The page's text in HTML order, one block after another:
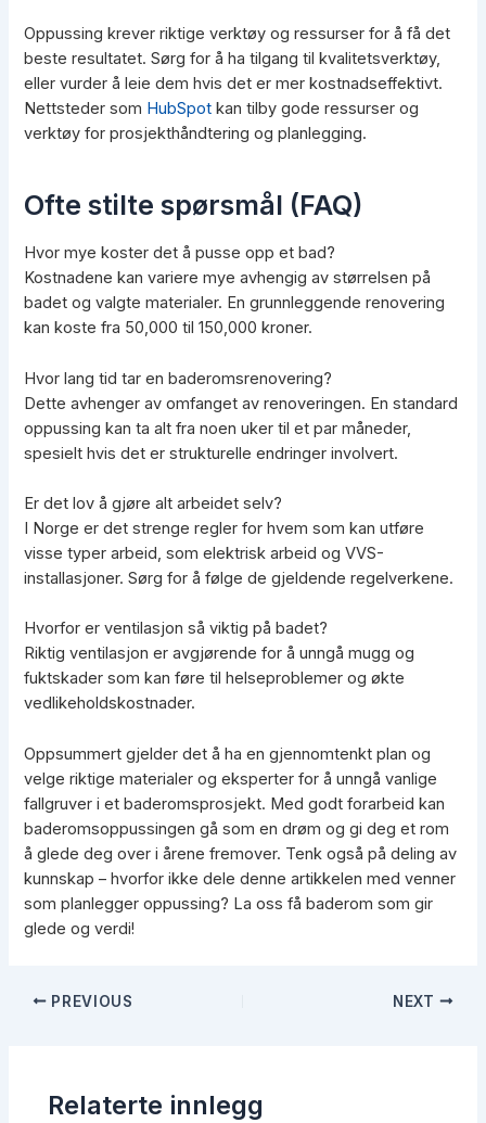
Oppussing krever riktige verktøy og ressurser for å få det
beste resultatet. Sørg for å ha tilgang til kvalitetsverktøy,
eller vurder å leie dem hvis det er mer kostnadseffektivt.
Nettsteder som HubSpot kan tilby gode ressurser og
verktøy for prosjekthåndtering og planlegging.
Ofte stilte spørsmål (FAQ)
Hvor mye koster det å pusse opp et bad?
Kostnadene kan variere mye avhengig av størrelsen på
badet og valgte materialer. En grunnleggende renovering
kan koste fra 50,000 til 150,000 kroner.
Hvor lang tid tar en baderomsrenovering?
Dette avhenger av omfanget av renoveringen. En standard
oppussing kan ta alt fra noen uker til et par måneder,
spesielt hvis det er strukturelle endringer involvert.
Er det lov å gjøre alt arbeidet selv?
I Norge er det strenge regler for hvem som kan utføre
visse typer arbeid, som elektrisk arbeid og VVS-
installasjoner. Sørg for å følge de gjeldende regelverkene.
Hvorfor er ventilasjon så viktig på badet?
Riktig ventilasjon er avgjørende for å unngå mugg og
fuktskader som kan føre til helseproblemer og økte
vedlikeholdskostnader.
Oppsummert gjelder det å ha en gjennomtenkt plan og
velge riktige materialer og eksperter for å unngå vanlige
fallgruver i et baderomsprosjekt. Med godt forarbeid kan
baderomsoppussingen gå som en drøm og gi deg et rom
å glede deg over i årene fremover. Tenk også på deling av
kunnskap – hvorfor ikke dele denne artikkelen med venner
som planlegger oppussing? La oss få baderom som gir
glede og verdi!
Post PREVIOUS NEXT
Relaterte innlegg